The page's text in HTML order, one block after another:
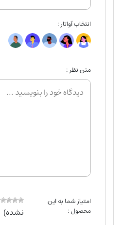
انتخاب آواتار :
متن نظر :
امتیاز شما به این
محصول :
نشده)